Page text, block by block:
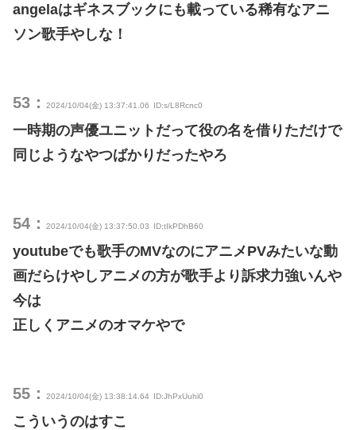
angelaはギネスブックにも載っている稀有なアニ
ソン歌手やしな！
53： 2024/10/04(金) 13:37:41.06 ID:s/L8Rcnc0
一時期の声優ユニットだって役の名を借りただけで
同じようなやつばかりだったやろ
54： 2024/10/04(金) 13:37:50.03 ID:tIkPDhB60
youtubeでも歌手のMVなのにアニメPVみたいな動
画だらけやしアニメの方が歌手より訴求力強いんや
今は
正しくアニメのオマケやで
55： 2024/10/04(金) 13:38:14.64 ID:JhPxUuhi0
こういうのはすこ